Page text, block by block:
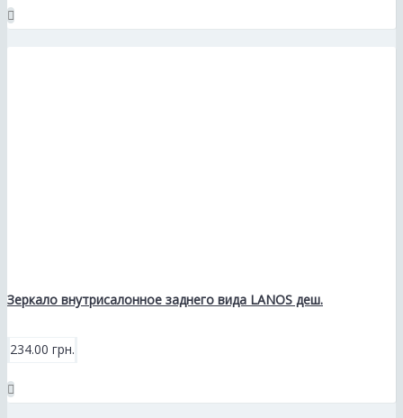
Зеркало внутрисалонное заднего вида LANOS деш.
234.00 грн.